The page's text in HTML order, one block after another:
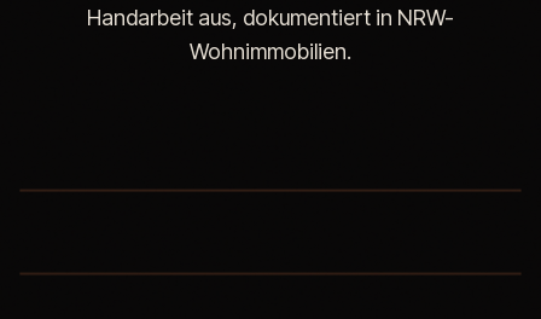
Handarbeit aus, dokumentiert in NRW-
Wohnimmobilien.
Penthouse · 160 m²
Einfamilienhaus · 180 m²